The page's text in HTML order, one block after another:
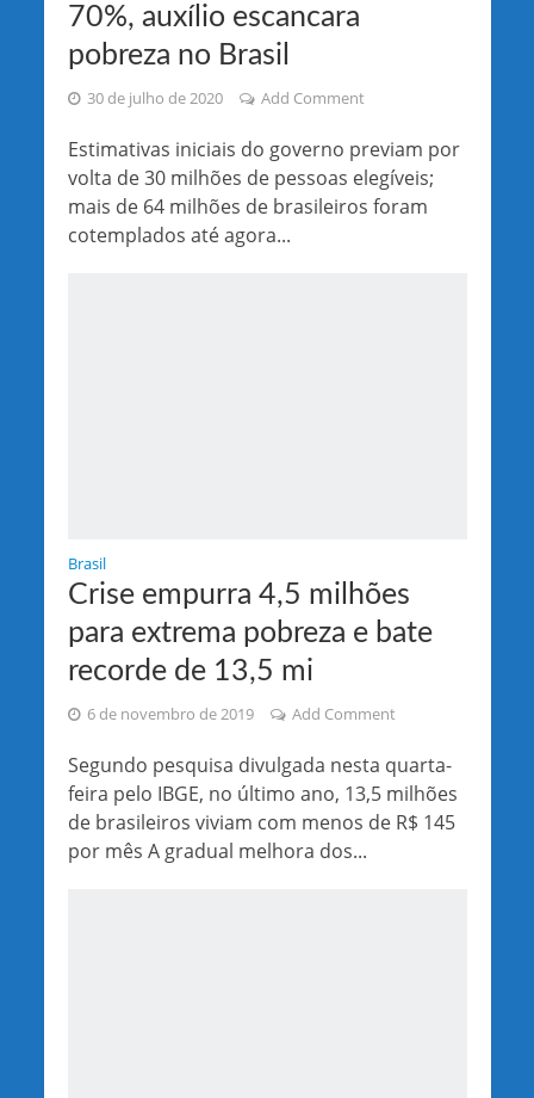
70%, auxílio escancara
pobreza no Brasil
30 de julho de 2020 Add Comment
Estimativas iniciais do governo previam por
volta de 30 milhões de pessoas elegíveis;
mais de 64 milhões de brasileiros foram
cotemplados até agora...
Brasil
Crise empurra 4,5 milhões
para extrema pobreza e bate
recorde de 13,5 mi
6 de novembro de 2019 Add Comment
Segundo pesquisa divulgada nesta quarta-
feira pelo IBGE, no último ano, 13,5 milhões
de brasileiros viviam com menos de R$ 145
por mês A gradual melhora dos...